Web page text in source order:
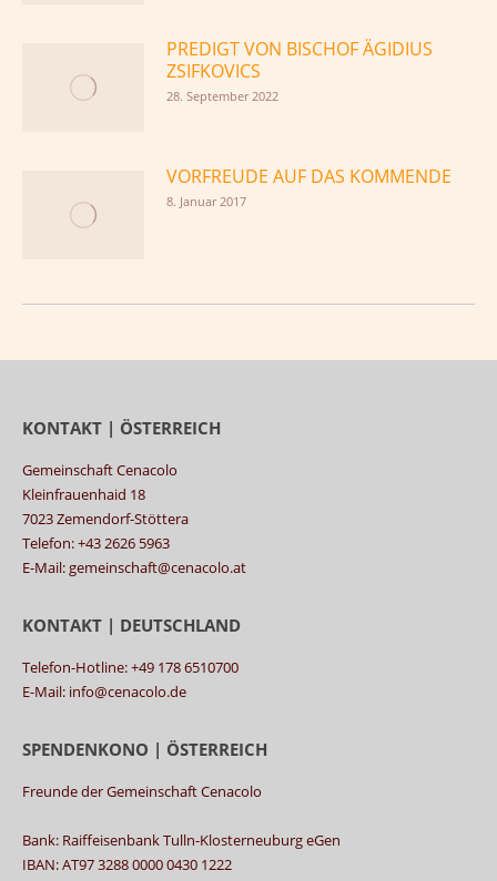
PREDIGT VON BISCHOF ÄGIDIUS
ZSIFKOVICS
28. September 2022
VORFREUDE AUF DAS KOMMENDE
8. Januar 2017
KONTAKT | ÖSTERREICH
Gemeinschaft Cenacolo
Kleinfrauenhaid 18
7023 Zemendorf-Stöttera
Telefon: +43 2626 5963
E-Mail: gemeinschaft@cenacolo.at
KONTAKT | DEUTSCHLAND
Telefon-Hotline: +49 178 6510700
E-Mail: info@cenacolo.de
SPENDENKONO | ÖSTERREICH
Freunde der Gemeinschaft Cenacolo
Bank: Raiffeisenbank Tulln-Klosterneuburg eGen
IBAN: AT97 3288 0000 0430 1222